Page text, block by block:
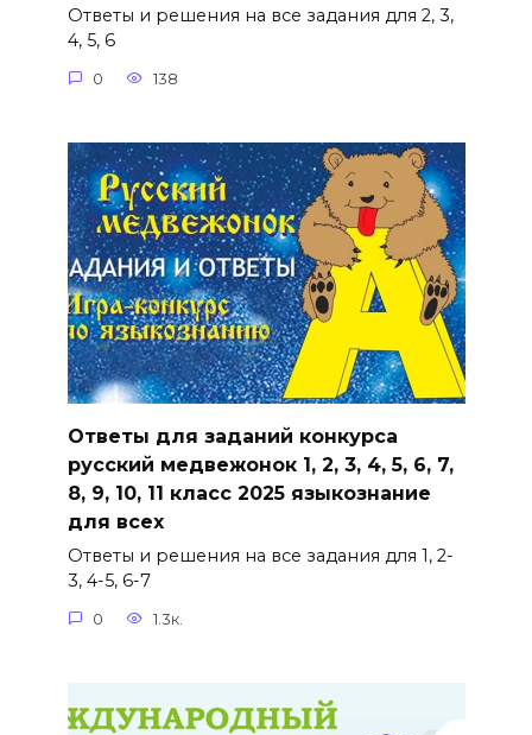
Ответы и решения на все задания для 2, 3,
4, 5, 6
0 138
Ответы для заданий конкурса
русский медвежонок 1, 2, 3, 4, 5, 6, 7,
8, 9, 10, 11 класс 2025 языкознание
для всех
Ответы и решения на все задания для 1, 2-
3, 4-5, 6-7
0 1.3к.